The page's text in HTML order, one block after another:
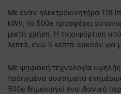
Με έναν ηλεκτροκινητήρα 118
kWh, το 500e προσφέρει
μικτή χρήση. Η ταχυφόρτιση
λεπτά, ενώ 5 λεπτά αρκούν για
Με ψηφιακή τεχνολογία υψηλής
προηγμένα συστήματα
500e δημιουργεί ένα ιδανικό